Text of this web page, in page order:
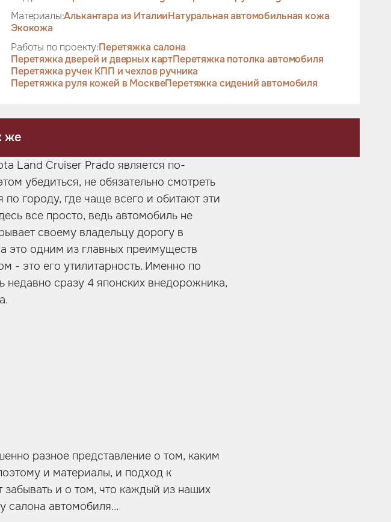
Материалы:Алькантара из ИталииНатуральная автомобильная кожа
Экокожа
Работы по проекту:Перетяжка салона
Перетяжка дверей и дверных картПеретяжка потолка автомобиля
Перетяжка ручек КПП и чехлов ручника
Перетяжка руля кожей в МосквеПеретяжка сидений автомобиля
же
Land Cruiser Prado является по-
убедиться, не обязательно смотреть
по городу, где чаще всего и обитают эти
все просто, ведь автомобиль не
своему владельцу дорогу в
это одним из главных преимуществ
- это его утилитарность. Именно по
недавно сразу 4 японских внедорожника,
разное представление о том, каким
и материалы, и подход к
и о том, что каждый из наших
салона автомобиля...